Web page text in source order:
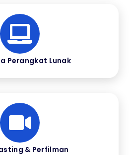
Perangkat Lunak
& Perfilman